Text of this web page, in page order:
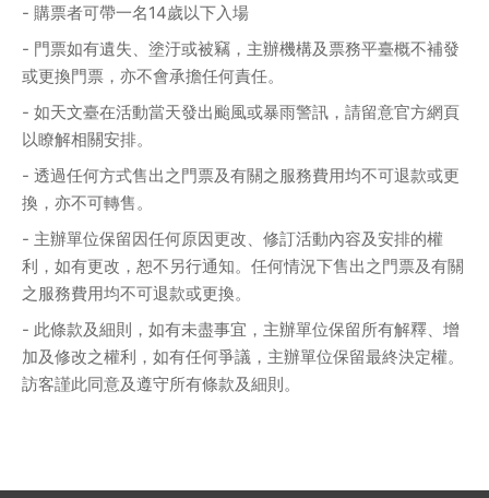
- 購票者可帶一名14歲以下入場
- 門票如有遺失、塗汙或被竊，主辦機構及票務平臺概不補發
或更換門票，亦不會承擔任何責任。
- 如天文臺在活動當天發出颱風或暴雨警訊，請留意官方網頁
以瞭解相關安排。
- 透過任何方式售出之門票及有關之服務費用均不可退款或更
換，亦不可轉售。
- 主辦單位保留因任何原因更改、修訂活動內容及安排的權
利，如有更改，恕不另行通知。任何情況下售出之門票及有關
之服務費用均不可退款或更換。
- 此條款及細則，如有未盡事宜，主辦單位保留所有解釋、增
加及修改之權利，如有任何爭議，主辦單位保留最終決定權。
訪客謹此同意及遵守所有條款及細則。